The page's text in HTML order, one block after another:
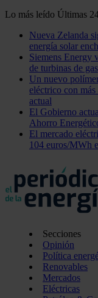
Lo más leído Últimas
Nueva Zelanda
energía solar
Siemens Energy
de turbinas de gas
Un nuevo
eléctrico con
actual
El Gobierno
Ahorro
El mercado
104 euros/MWh
Secciones
Opinión
Política
Renovables
Mercados
Eléctricas